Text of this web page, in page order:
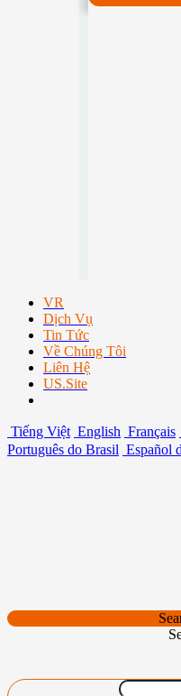
VR
Dịch Vụ
Tin Tức
Về Chúng Tôi
Liên Hệ
US.Site
Tiếng Việt English Français
Português do Brasil Español